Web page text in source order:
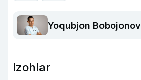
Yoqubjon Bobojonov
Izohlar